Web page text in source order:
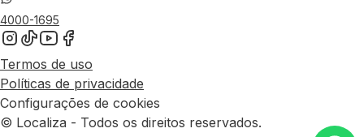
4000-1695
Termos de uso
Políticas de privacidade
Configurações de cookies
© Localiza - Todos os direitos reservados.